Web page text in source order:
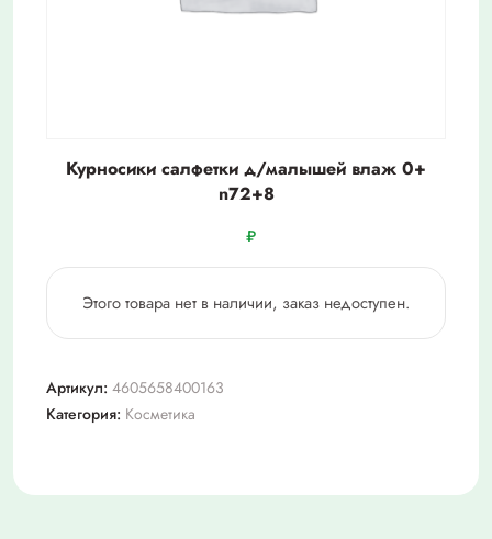
Курносики салфетки д/малышей влаж 0+
n72+8
₽
Этого товара нет в наличии, заказ недоступен.
Артикул: 4605658400163
Категория: Косметика